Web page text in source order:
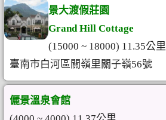
景大渡假莊園
Grand Hill Cottage
(15000 ~ 18000) 11.35公里
臺南市白河區關嶺里關子嶺56號
儷景溫泉會館